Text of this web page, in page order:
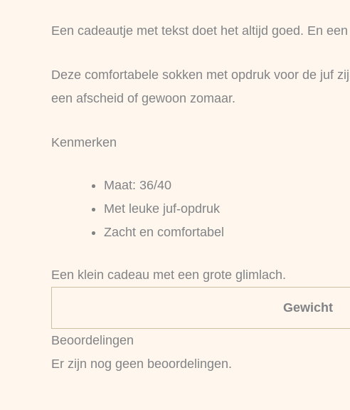
Een cadeautje met tekst doet het altijd goed. En
Deze comfortabele sokken met opdruk voor de juf
een afscheid of gewoon zomaar.
Kenmerken
Maat: 36/40
Met leuke juf-opdruk
Zacht en comfortabel
Een klein cadeau met een grote glimlach.
Gewicht
Beoordelingen
Er zijn nog geen beoordelingen.